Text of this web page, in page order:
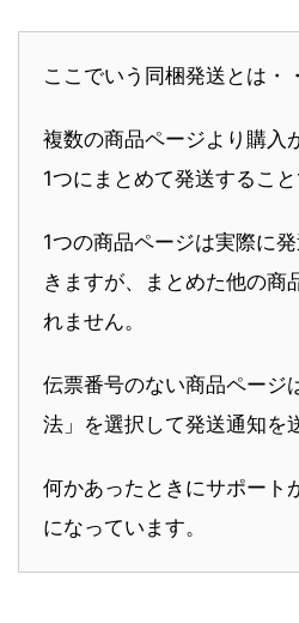
ここでいう同梱発送とは・
複数の商品ページより購入
1つにまとめて発送すること
1つの商品ページは実際に
きますが、まとめた他の商
れません。
伝票番号のない商品ページ
法」を選択して発送通知を
何かあったときにサポート
になっています。